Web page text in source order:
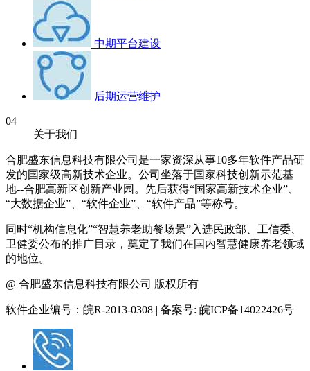
中期平台建设
后期运营维护
04
关于我们
合肥盛东信息科技有限公司是一家资深从事10多年软件产品研
发的国家级高新技术企业。公司坐落于国家科技创新示范基
地--合肥高新区创新产业园。先后获得“国家高新技术企业”、
“大数据企业”、“软件企业”、“软件产品”等称号。
同时“机构信息化”“智慧养老助餐场景”入选民政部、工信委、
卫健委公布的推广目录，奠定了我们在国内智慧健康养老领域
的地位。
@ 合肥盛东信息科技有限公司 版权所有
软件企业编号：皖R-2013-0308 | 备案号: 皖ICP备14022426号